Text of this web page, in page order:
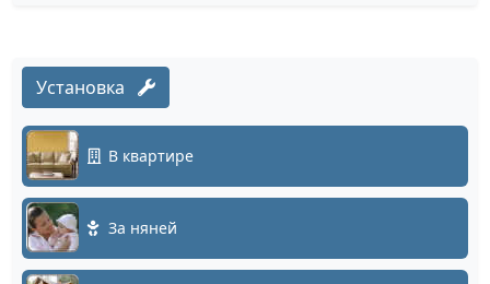
Установка
В квартире
За няней